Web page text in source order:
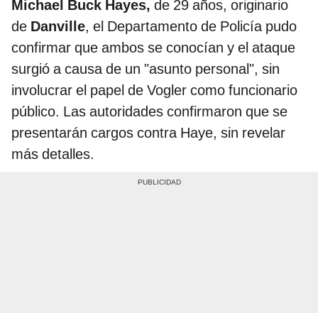
Michael Buck Hayes, de 29 años, originario
de Danville, el Departamento de Policía pudo
confirmar que ambos se conocían y el ataque
surgió a causa de un "asunto personal", sin
involucrar el papel de Vogler como funcionario
público. Las autoridades confirmaron que se
presentarán cargos contra Haye, sin revelar
más detalles.